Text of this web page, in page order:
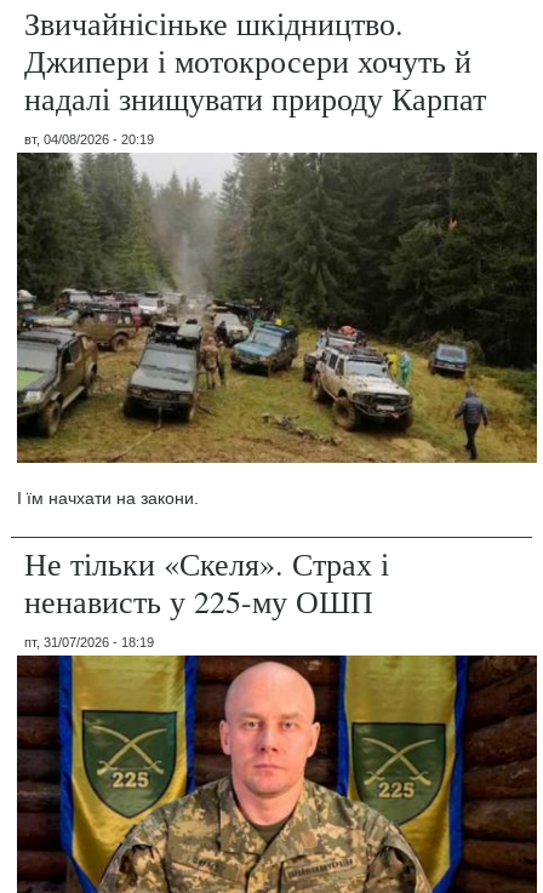
Звичайнісіньке шкідництво.
Джипери і мотокросери хочуть й
надалі знищувати природу Карпат
вт, 04/08/2026 - 20:19
І їм начхати на закони.
Не тільки «Скеля». Страх і
ненависть у 225-му ОШП
пт, 31/07/2026 - 18:19